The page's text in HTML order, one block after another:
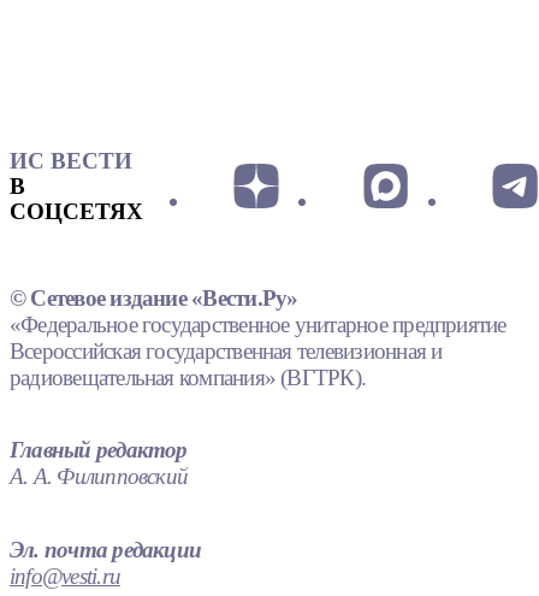
ИС ВЕСТИ
В
СОЦСЕТЯХ
© Сетевое издание «Вести.Ру»
«Федеральное государственное унитарное предприятие
Всероссийская государственная телевизионная и
радиовещательная компания» (ВГТРК).
Главный редактор
А. А. Филипповский
Эл. почта редакции
info@vesti.ru